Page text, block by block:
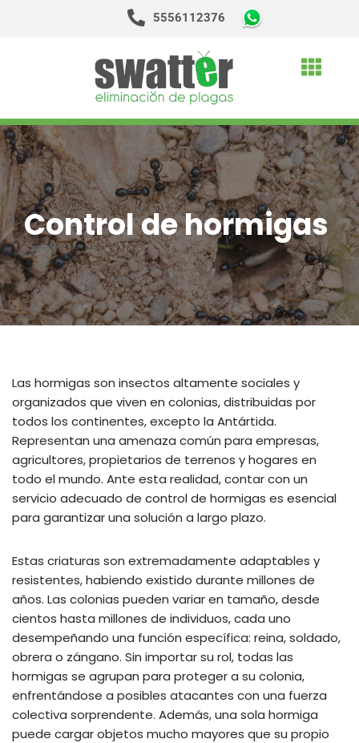
5556112376
Control de hormigas
Las hormigas son insectos altamente sociales y
organizados que viven en colonias, distribuidas por
todos los continentes, excepto la Antártida.
Representan una amenaza común para empresas,
agricultores, propietarios de terrenos y hogares en
todo el mundo. Ante esta realidad, contar con un
servicio adecuado de control de hormigas es esencial
para garantizar una solución a largo plazo.
Estas criaturas son extremadamente adaptables y
resistentes, habiendo existido durante millones de
años. Las colonias pueden variar en tamaño, desde
cientos hasta millones de individuos, cada uno
desempeñando una función específica: reina, soldado,
obrera o zángano. Sin importar su rol, todas las
hormigas se agrupan para proteger a su colonia,
enfrentándose a posibles atacantes con una fuerza
colectiva sorprendente. Además, una sola hormiga
puede cargar objetos mucho mayores que su propio